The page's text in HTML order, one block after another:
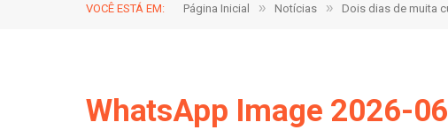
VOCÊ ESTÁ EM: Página Inicial » Notícias » Dois dias de muita
WhatsApp Image 2026-